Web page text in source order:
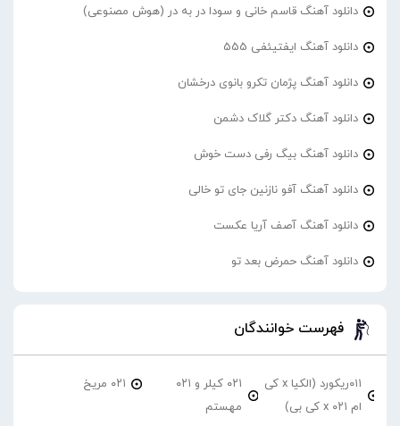
دانلود آهنگ قاسم خانی و سودا در به در (هوش مصنوعی)
دانلود آهنگ ایفتیئفی 555
دانلود آهنگ پژمان تکرو بانوی درخشان
دانلود آهنگ دکتر گلاک دشمن
دانلود آهنگ بیگ رفی دست خوش
دانلود آهنگ آفو نازنین جای تو خالی
دانلود آهنگ آصف آریا عکست
دانلود آهنگ حمرض بعد تو
فهرست خوانندگان
۰۱۱ریکورد (الکیا x کی
ام ۰۲۱ x کی بی)
۰۲۱ کیلر و ۰۲۱
مهستم
۰۲۱ مریخ